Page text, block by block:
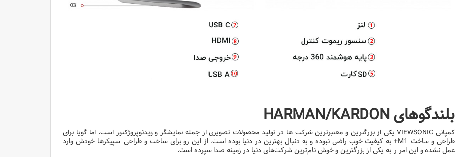
بلندگوهای HARMAN/KARDON
کمپانی VIEWSONIC یکی از بزرگترین و معتبرترین شرکت ‌ها در تولید محصولات تصویری از جمله نمایشگر و ویدئوپروژکتور است. اما گویا برای
طراحی و ساخت M1+ به کیفیت خوب راضی نبوده و به دنبال بهترین در دنیا بوده است. از این رو برای ساخت و طراحی اسپیکرها خودش وارد
عمل نشده و این امر را به یکی از بزرگترین و خوش نام‌ترین شرکت‌های دنیا در زمینه صدا سپرده است.